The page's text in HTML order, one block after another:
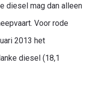
diesel mag dan alleen
Voor rode
2013 het
diesel (18,1